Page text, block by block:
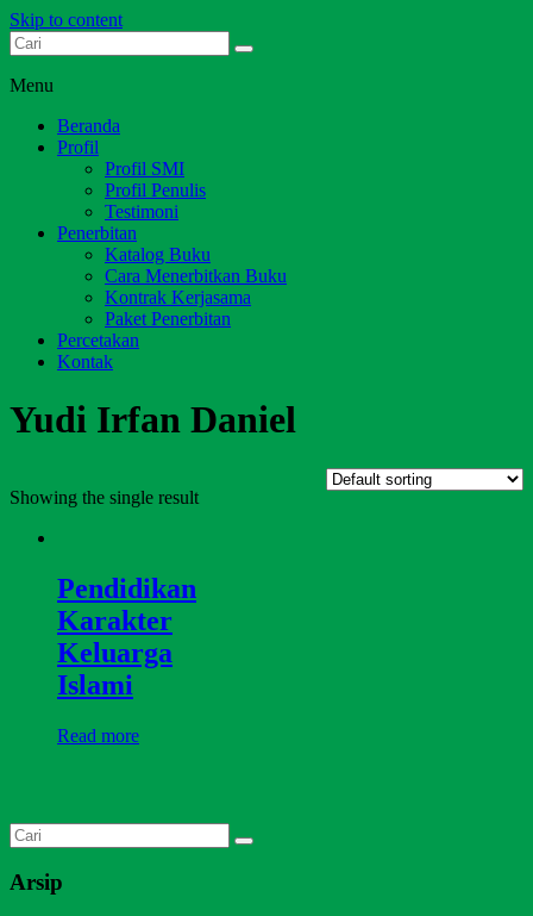
Skip to content
Dari Jambi untuk Indonesia
Menu
Beranda
Profil
Profil SMI
Profil Penulis
Testimoni
Penerbitan
Katalog Buku
Cara Menerbitkan Buku
Kontrak Kerjasama
Paket Penerbitan
Percetakan
Kontak
Yudi Irfan Daniel
Showing the single result
Pendidikan
Karakter
Keluarga
Islami
Read more
Arsip